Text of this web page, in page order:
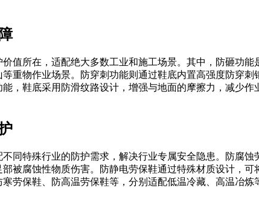
值所在，适配绝大多数工业和施工场景。其中，防砸功
重物作业场景。防穿刺功能则通过鞋底内置高强度防穿
，鞋底采用防滑纹路设计，增强与地面的摩擦力，减少
同特殊行业的防护需求，解决行业专属安全隐患。防腐
被腐蚀性物质伤害。防静电劳保鞋通过特殊材质设计，
劳保鞋、防高温劳保鞋等，分别适配低温冷藏、高温冶